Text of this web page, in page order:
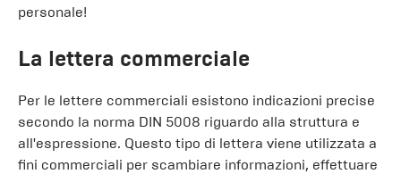
personale!
La lettera commerciale
Per le lettere commerciali esistono indicazioni precise
secondo la norma DIN 5008 riguardo alla struttura e
all'espressione. Questo tipo di lettera viene utilizzata a
fini commerciali per scambiare informazioni, effettuare